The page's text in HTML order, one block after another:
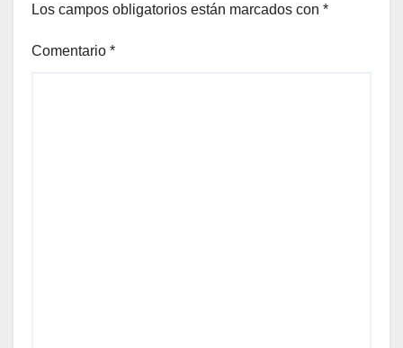
Los campos obligatorios están marcados con *
Comentario *